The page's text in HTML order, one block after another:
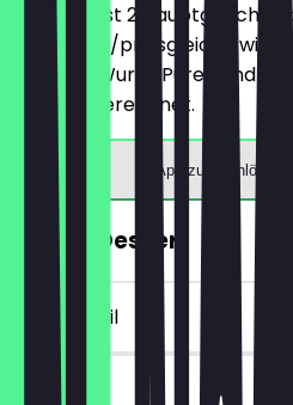
Du bestellst 2 Hauptgerichte
günstigere/preisgleiche wird
gültig für Wurst, Püree und
separat berechnet.
App zum Einlösen
GRATIS Dessert
~£ 4 Vorteil
30 Tage